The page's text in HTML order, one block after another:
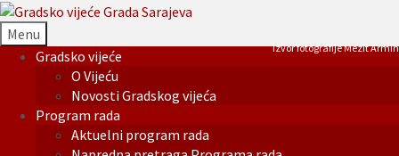
Menu
Gradsko vijeće
O Vijeću
Novosti Gradskog vijeća
Program rada
Aktuelni program rada
Izvor fotografije Mezit Armin